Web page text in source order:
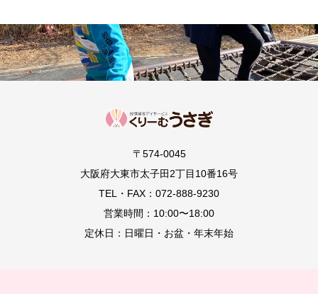
〒574-0045
大阪府大東市太子田2丁目10番16号
TEL・FAX：072-888-9230
営業時間：10:00〜18:00
定休日：日曜日・お盆・年末年始